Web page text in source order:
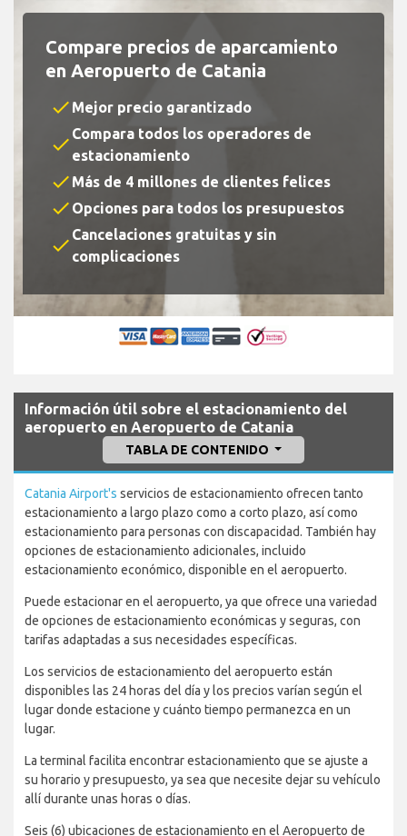
Compare precios de aparcamiento
en Aeropuerto de Catania
check Mejor precio garantizado
check Compara todos los operadores de
estacionamiento
check Más de 4 millones de clientes felices
check Opciones para todos los presupuestos
check Cancelaciones gratuitas y sin
complicaciones
Información útil sobre el estacionamiento del
aeropuerto en Aeropuerto de Catania
TABLA DE CONTENIDO
Catania Airport's servicios de estacionamiento ofrecen tanto
estacionamiento a largo plazo como a corto plazo, así como
estacionamiento para personas con discapacidad. También hay
opciones de estacionamiento adicionales, incluido
estacionamiento económico, disponible en el aeropuerto.
Puede estacionar en el aeropuerto, ya que ofrece una variedad
de opciones de estacionamiento económicas y seguras, con
tarifas adaptadas a sus necesidades específicas.
Los servicios de estacionamiento del aeropuerto están
disponibles las 24 horas del día y los precios varían según el
lugar donde estacione y cuánto tiempo permanezca en un
lugar.
La terminal facilita encontrar estacionamiento que se ajuste a
su horario y presupuesto, ya sea que necesite dejar su vehículo
allí durante unas horas o días.
Seis (6) ubicaciones de estacionamiento en el Aeropuerto de